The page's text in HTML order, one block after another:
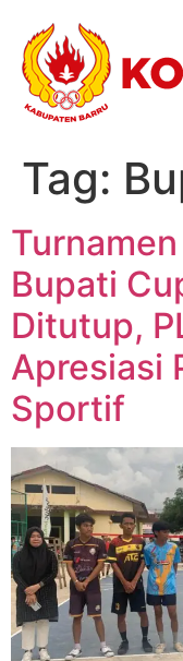
konten
Tag:
Bupati
Ditutup,
Apresiasi
Sportif